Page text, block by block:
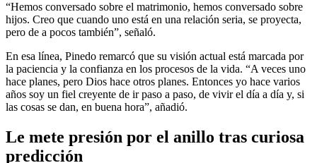
“Hemos conversado sobre el matrimonio, hemos conversado sobre
hijos. Creo que cuando uno está en una relación seria, se proyecta,
pero de a pocos también”, señaló.
En esa línea, Pinedo remarcó que su visión actual está marcada por
la paciencia y la confianza en los procesos de la vida. “A veces uno
hace planes, pero Dios hace otros planes. Entonces yo hace varios
años soy un fiel creyente de ir paso a paso, de vivir el día a día y, si
las cosas se dan, en buena hora”, añadió.
Le mete presión por el anillo tras curiosa
predicción